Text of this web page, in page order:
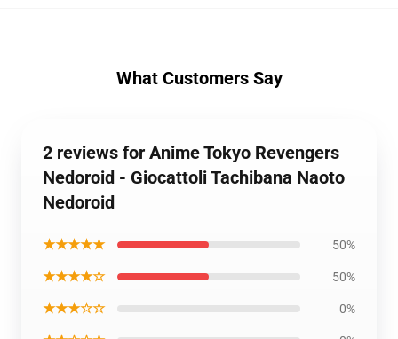
What Customers Say
2 reviews for Anime Tokyo Revengers
Nedoroid - Giocattoli Tachibana Naoto
Nedoroid
★★★★★ 50%
★★★★☆ 50%
★★★☆☆ 0%